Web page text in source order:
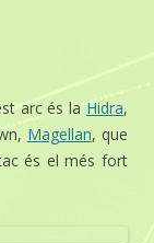
arc és la Hidra,
Magellan, que
és el més fort